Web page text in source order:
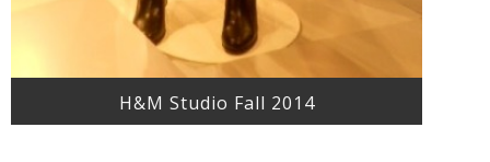
H&M Studio Fall 2014